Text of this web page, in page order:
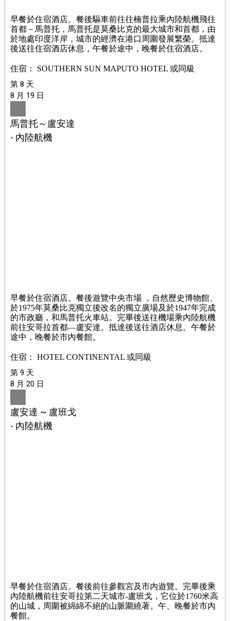
早餐於住宿酒店。餐後驅車前往往楠普拉乘內陸航機飛往
首都－馬普托，馬普托是莫桑比克的最大城市和首都，由
於地處印度洋岸，城市的經濟在港口周圍發展繁榮。抵達
後送往住宿酒店休息，午餐於途中，晚餐於住宿酒店。
住宿： SOUTHERN SUN MAPUTO HOTEL 或同級
第 8 天
8 月 19 日
馬普托～盧安達
- 內陸航機
早餐於住宿酒店。餐後遊覽中央市場 ，自然歷史博物館、
於1975年莫桑比克獨立後改名的獨立廣場及於1947年完成
的市政廳，和馬普托火車站。完畢後送往機場乘內陸航機
前往安哥拉首都—盧安達。抵達後送往酒店休息。午餐於
途中，晚餐於市內餐館。
住宿： HOTEL CONTINENTAL 或同級
第 9 天
8 月 20 日
盧安達 ~ 盧班戈
- 內陸航機
早餐於住宿酒店。餐後前往參觀宮及市內遊覽。完畢後乘
內陸航機前往安哥拉第二天城市-盧班戈，它位於1760米高
的山城，周圍被綿綿不絕的山脈圍繞著。午、晚餐於市內
餐館。